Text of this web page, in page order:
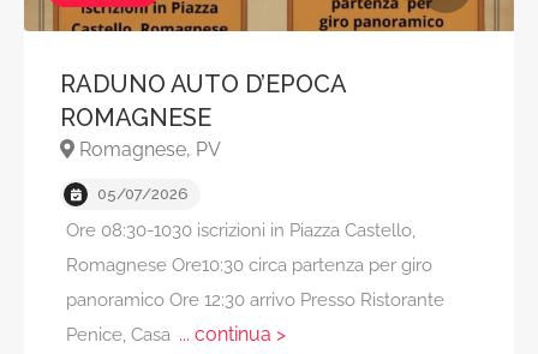
RADUNO AUTO D’EPOCA
ROMAGNESE
Romagnese, PV
05/07/2026
Ore 08:30-1030 iscrizioni in Piazza Castello,
Romagnese Ore10:30 circa partenza per giro
panoramico Ore 12:30 arrivo Presso Ristorante
Penice, Casa... continua >